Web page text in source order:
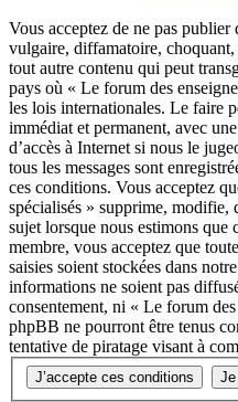
Vous acceptez de ne pas publier
vulgaire, diffamatoire, choquant,
tout autre contenu qui peut
pays où « Le forum des
les lois internationales. Le faire
immédiat et permanent, avec
d’accès à Internet si nous le
tous les messages sont
ces conditions. Vous acceptez
spécialisés » supprime, modifie,
sujet lorsque nous estimons que
membre, vous acceptez que
saisies soient stockées dans
informations ne soient pas
consentement, ni « Le forum
phpBB ne pourront être tenus
tentative de piratage visant à